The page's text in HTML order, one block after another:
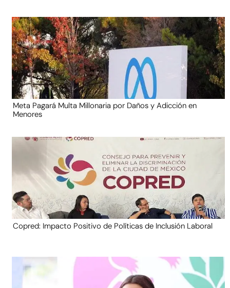
Meta Pagará Multa Millonaria por Daños y Adicción en
Menores
Copred: Impacto Positivo de Políticas de Inclusión Laboral